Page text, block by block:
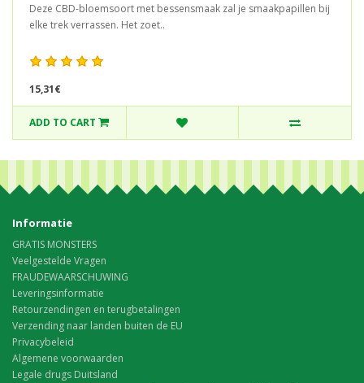
Deze CBD-bloemsoort met bessensmaak zal je smaakpapillen bij
elke trek verrassen. Het zoet..
15,31€
ADD TO CART
Informatie
GRATIS MONSTERS
Veelgestelde Vragen
FRAUDEWAARSCHUWING
Leveringsinformatie
Retourzendingen en terugbetalingen
Verzending naar landen buiten de EU
Privacybeleid
Algemene voorwaarden
Legale drugs Duitsland